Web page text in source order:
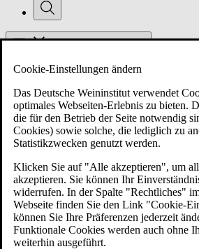
Über uns
Mitglieder
Mitglied werden
Cookie-Einstellungen ändern
Das Deutsche Weininstitut verwendet
optimales Webseiten-Erlebnis zu bieten.
die für den Betrieb der Seite notwendig
Cookies) sowie solche, die lediglich zu
Statistikzwecken genutzt werden.
Klicken Sie auf "Alle akzeptieren", um
akzeptieren. Sie können Ihr
widerrufen. In der Spalte "Rechtliches"
Webseite finden Sie den Link "Cookie-
können Sie Ihre Präferenzen jederzeit
Funktionale Cookies werden auch ohne
weiterhin ausgeführt.